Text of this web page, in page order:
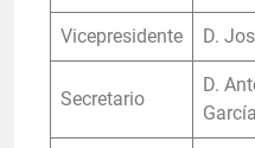
Vicepresidente D.
Secretario
D.
García